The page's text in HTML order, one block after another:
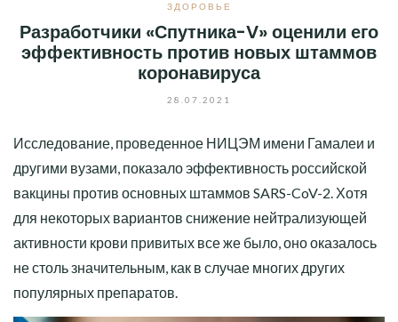
ЗДОРОВЬЕ
Разработчики «Спутника-V» оценили его
эффективность против новых штаммов
коронавируса
28.07.2021
Исследование, проведенное НИЦЭМ имени Гамалеи и
другими вузами, показало эффективность российской
вакцины против основных штаммов SARS-CoV-2. Хотя
для некоторых вариантов снижение нейтрализующей
активности крови привитых все же было, оно оказалось
не столь значительным, как в случае многих других
популярных препаратов.